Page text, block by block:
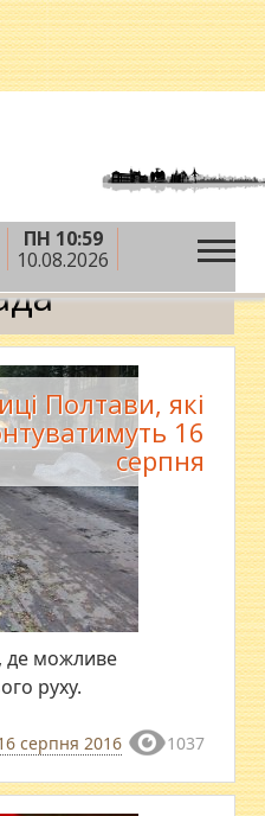
ПН 10:59
10.08.2026
Полтави, які
16
серпня
де можливе
руху.
серпня 2016 1037